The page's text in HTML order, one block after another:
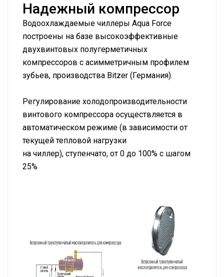
Надежный компрессор
Водоохлаждаемые чиллеры Aqua Force
построены на базе высокоэффективные
двухвинтовых полугерметичных
компрессоров с асимметричным профилем
зубьев, производства Bitzer (Германия).
Регулирование холодопроизводительности
винтового компрессора осуществляется в
автоматическом режиме (в зависимости от
текущей тепловой нагрузки
на чиллер), ступенчато, от 0 до 100% с шагом
25%